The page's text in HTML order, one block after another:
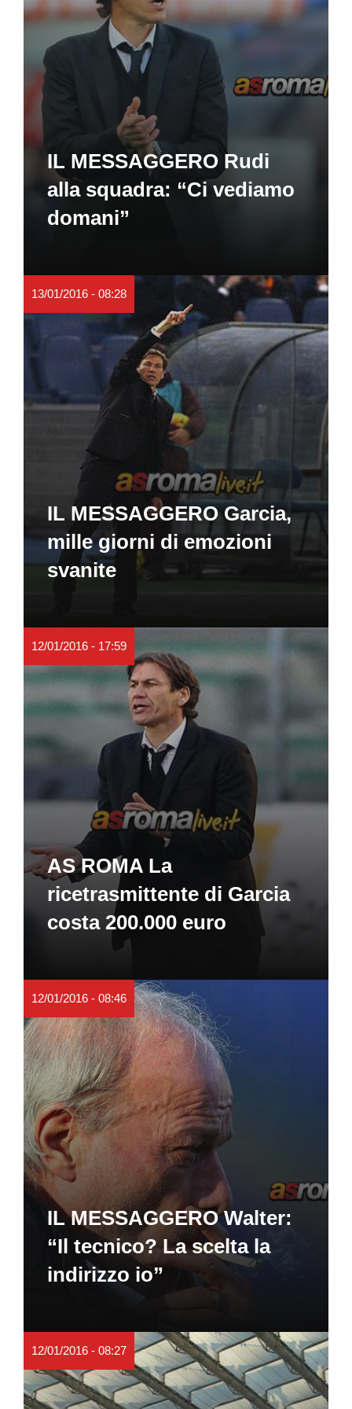
IL MESSAGGERO Rudi
alla squadra: “Ci vediamo
domani”
13/01/2016 - 08:28
IL MESSAGGERO Garcia,
mille giorni di emozioni
svanite
12/01/2016 - 17:59
AS ROMA La
ricetrasmittente di Garcia
costa 200.000 euro
12/01/2016 - 08:46
IL MESSAGGERO Walter:
“Il tecnico? La scelta la
indirizzo io”
12/01/2016 - 08:27